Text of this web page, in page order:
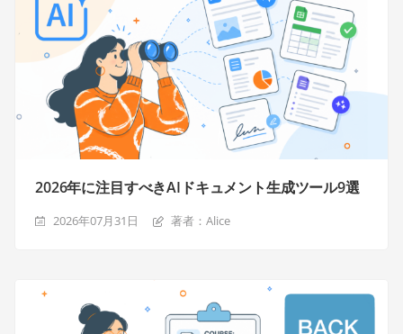
2026年に注目すべきAIドキュメント生成ツール9選
2026年07月31日 著者：Alice